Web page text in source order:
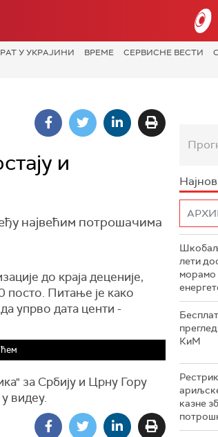
РАТ У УКРАЈИНИ ВРЕМЕ СЕРВИСНЕ ВЕСТИ
и
највећим потрошачима
до краја деценије,
посто. Питање је како
упрво дата центи -
за Србију и Црну Гору
видеу.
лети
морамо
КиМ
казне